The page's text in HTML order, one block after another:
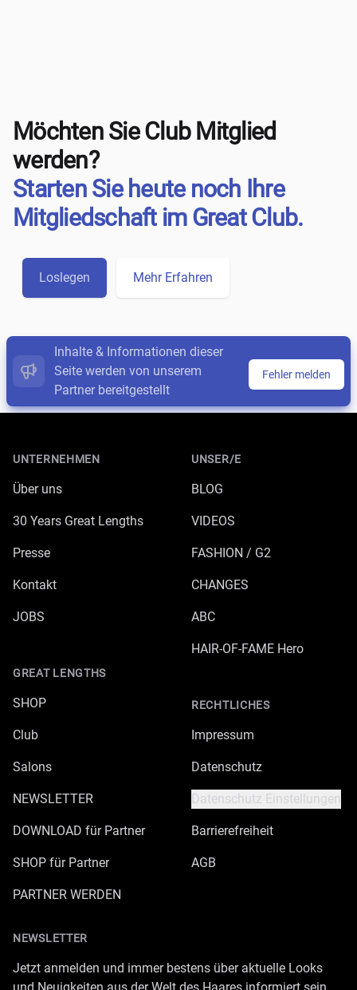
Möchten Sie Club Mitglied
werden?
Starten Sie heute noch Ihre
Mitgliedschaft im Great Club.
Loslegen Mehr Erfahren
Inhalte & Informationen dieser
Seite werden von unserem
Partner bereitgestellt
Fehler melden
UNTERNEHMEN
Über uns
30 Years Great Lengths
Presse
Kontakt
JOBS
GREAT LENGTHS
SHOP
Club
Salons
NEWSLETTER
DOWNLOAD für Partner
SHOP für Partner
PARTNER WERDEN
UNSER/E
BLOG
VIDEOS
FASHION / G2
CHANGES
ABC
HAIR-OF-FAME Hero
RECHTLICHES
Impressum
Datenschutz
Datenschutz Einstellungen
Barrierefreiheit
AGB
NEWSLETTER
Jetzt anmelden und immer bestens über aktuelle Looks